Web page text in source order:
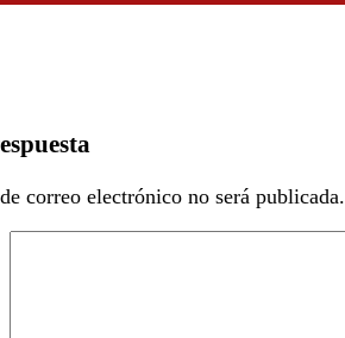
correo electrónico no será publicada.